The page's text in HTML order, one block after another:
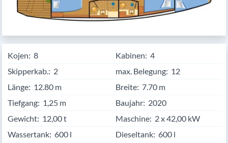
Kojen: 8 Kabinen: 4
Skipperkab.: 2 max. Belegung: 12
Länge: 12.80 Breite: 7.70
Tiefgang: 1,25 m Baujahr: 2020
Gewicht: 12,00 t Maschine: 2 x 42,00 kW
Wassertank: 600 l Dieseltank: 600 l